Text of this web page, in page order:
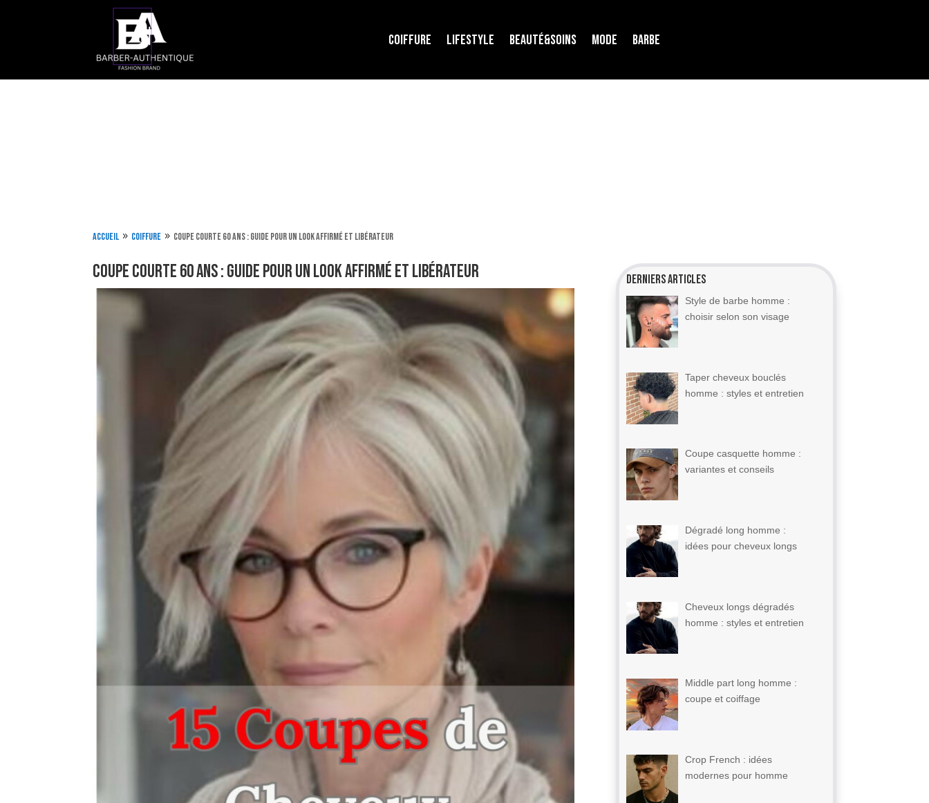
COIFFURE LIFESTYLE BEAUTÉ&SOINS MODE BARBE
Accueil 9 Coiffure 9 Coupe courte 60 ans : guide pour un look affirmé et libérateur
Coupe courte 60 ans : guide pour un look affirmé et libérateur Derniers articles
Style de barbe homme :
choisir selon son visage
Taper cheveux bouclés
homme : styles et entretien
Coupe casquette homme :
variantes et conseils
Dégradé long homme :
idées pour cheveux longs
Cheveux longs dégradés
homme : styles et entretien
Middle part long homme :
coupe et coiffage
Crop French : idées
modernes pour homme